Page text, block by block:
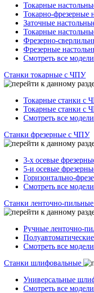
Токарные
Токарно-фрезерные
Заточные
Токарные
Фрезерно-
Фрезерные
Смотреть все
Станки токарные с ЧПУ
Токарные станки с
Токарные станки с
Смотреть все
Станки фрезерные с ЧПУ
3-х осевые
5-и осевые
Горизонтально-
Смотреть все
Станки ленточно-
Ручные ленточно-
Смотреть все
Станки шлифовальные
Универсальные
Смотреть все